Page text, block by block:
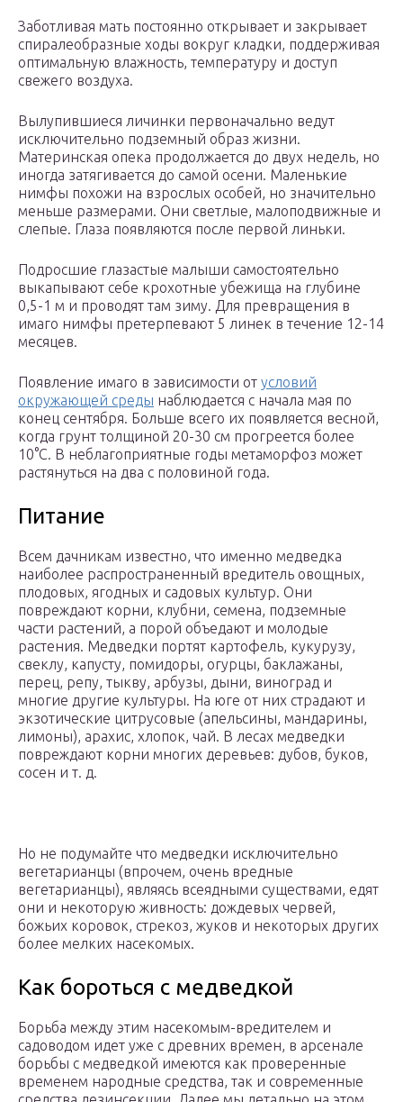
Заботливая мать постоянно открывает и закрывает
спиралеобразные ходы вокруг кладки, поддерживая
оптимальную влажность, температуру и доступ
свежего воздуха.
Вылупившиеся личинки первоначально ведут
исключительно подземный образ жизни.
Материнская опека продолжается до двух недель, но
иногда затягивается до самой осени. Маленькие
нимфы похожи на взрослых особей, но значительно
меньше размерами. Они светлые, малоподвижные и
слепые. Глаза появляются после первой линьки.
Подросшие глазастые малыши самостоятельно
выкапывают себе крохотные убежища на глубине
0,5-1 м и проводят там зиму. Для превращения в
имаго нимфы претерпевают 5 линек в течение 12-14
месяцев.
Появление имаго в зависимости от условий
окружающей среды наблюдается с начала мая по
конец сентября. Больше всего их появляется весной,
когда грунт толщиной 20-30 см прогреется более
10°С. В неблагоприятные годы метаморфоз может
растянуться на два с половиной года.
Питание
Всем дачникам известно, что именно медведка
наиболее распространенный вредитель овощных,
плодовых, ягодных и садовых культур. Они
повреждают корни, клубни, семена, подземные
части растений, а порой объедают и молодые
растения. Медведки портят картофель, кукурузу,
свеклу, капусту, помидоры, огурцы, баклажаны,
перец, репу, тыкву, арбузы, дыни, виноград и
многие другие культуры. На юге от них страдают и
экзотические цитрусовые (апельсины, мандарины,
лимоны), арахис, хлопок, чай. В лесах медведки
повреждают корни многих деревьев: дубов, буков,
сосен и т. д.
Но не подумайте что медведки исключительно
вегетарианцы (впрочем, очень вредные
вегетарианцы), являясь всеядными существами, едят
они и некоторую живность: дождевых червей,
божьих коровок, стрекоз, жуков и некоторых других
более мелких насекомых.
Как бороться с медведкой
Борьба между этим насекомым-вредителем и
садоводом идет уже с древних времен, в арсенале
борьбы с медведкой имеются как проверенные
временем народные средства, так и современные